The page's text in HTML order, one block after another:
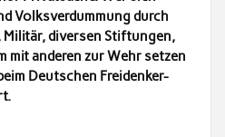
Volksverdummung durch
Militär, diversen Stiftungen,
mit anderen zur Wehr setzen
Deutschen Freidenker-